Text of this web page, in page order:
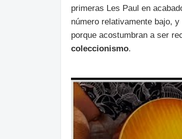
primeras Les Paul en
número relativamente bajo,
porque acostumbran a ser
coleccionismo.